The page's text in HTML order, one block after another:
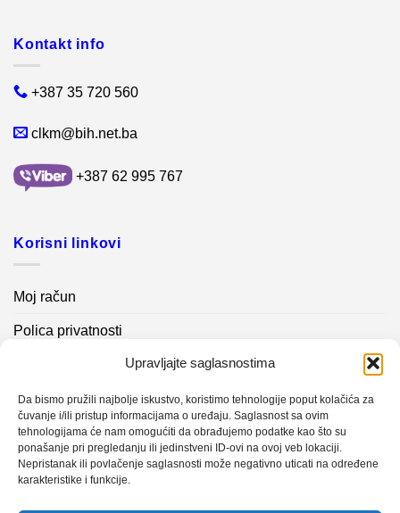
Upravljajte saglasnostima
Da bismo pružili najbolje iskustvo, koristimo tehnologije poput kolačića za
čuvanje i/ili pristup informacijama o uređaju. Saglasnost sa ovim
tehnologijama će nam omogućiti da obrađujemo podatke kao što su
ponašanje pri pregledanju ili jedinstveni ID-ovi na ovoj veb lokaciji.
Nepristanak ili povlačenje saglasnosti može negativno uticati na određene
karakteristike i funkcije.
Kontakt info
+387 35 720 560
clkm@bih.net.ba
+387 62 995 767
Korisni linkovi
Moj račun
Polica privatnosti
Kontakt info
Novosti